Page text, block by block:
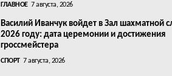
ГЛАВНОЕ 7 августа, 2026
Василий Иванчук войдет в Зал шахматной
2026 году: дата церемонии и достижения
гроссмейстера
СПОРТ 7 августа, 2026